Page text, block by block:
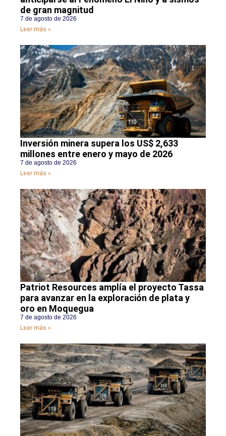
de gran magnitud
7 de agosto de 2026
Leer más »
Inversión minera supera los US$ 2,633
millones entre enero y mayo de 2026
7 de agosto de 2026
Leer más »
Patriot Resources amplía el proyecto Tassa
para avanzar en la exploración de plata y
oro en Moquegua
7 de agosto de 2026
Leer más »